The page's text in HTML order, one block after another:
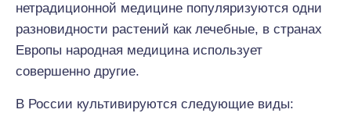
нетрадиционной медицине популяризуются одни
разновидности растений как лечебные, в странах
Европы народная медицина использует
совершенно другие.
В России культивируются следующие виды: